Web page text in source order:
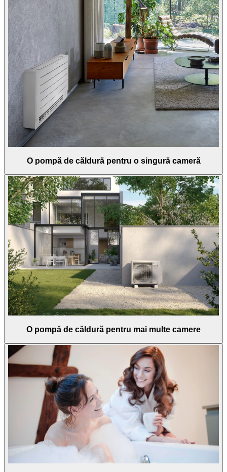
O pompă de căldură pentru o singură cameră
O pompă de căldură pentru mai multe camere